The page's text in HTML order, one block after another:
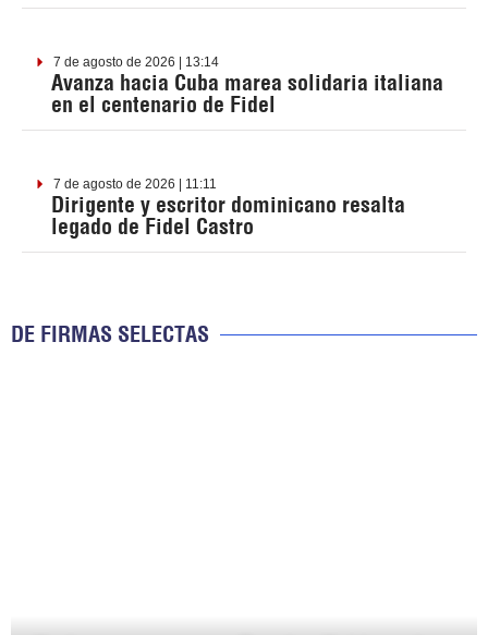
7 de agosto de 2026 | 13:14
Avanza hacia Cuba marea solidaria italiana
en el centenario de Fidel
7 de agosto de 2026 | 11:11
Dirigente y escritor dominicano resalta
legado de Fidel Castro
DE FIRMAS SELECTAS